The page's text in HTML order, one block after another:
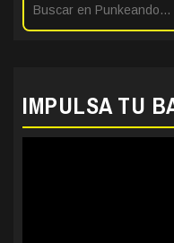
IMPULSA TU